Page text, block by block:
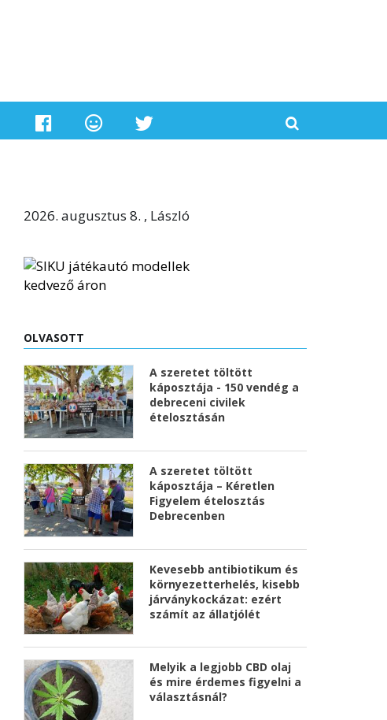
2026. augusztus 8. , László
OLVASOTT
A szeretet töltött
káposztája - 150 vendég a
debreceni civilek
ételosztásán
A szeretet töltött
káposztája – Kéretlen
Figyelem ételosztás
Debrecenben
Kevesebb antibiotikum és
környezetterhelés, kisebb
járványkockázat: ezért
számít az állatjólét
Melyik a legjobb CBD olaj
és mire érdemes figyelni a
választásnál?